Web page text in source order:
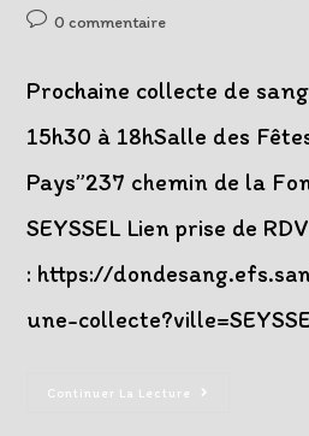
de
Post0 commentaire
Prochaine collecte de
15h30 à 18hSalle des
Pays”237 chemin de la
SEYSSEL Lien prise de RDV
: https://
une-
Continuer La Lecture
Don